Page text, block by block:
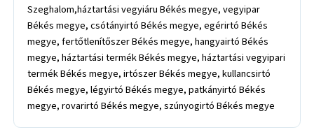
Szeghalom,háztartási vegyiáru Békés megye, vegyipar
Békés megye, csótányirtó Békés megye, egérirtó Békés
megye, fertőtlenítőszer Békés megye, hangyairtó Békés
megye, háztartási termék Békés megye, háztartási vegyipari
termék Békés megye, irtószer Békés megye, kullancsirtó
Békés megye, légyirtó Békés megye, patkányirtó Békés
megye, rovarirtó Békés megye, szúnyogirtó Békés megye